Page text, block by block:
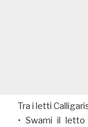
Tra i letti
• Swami il